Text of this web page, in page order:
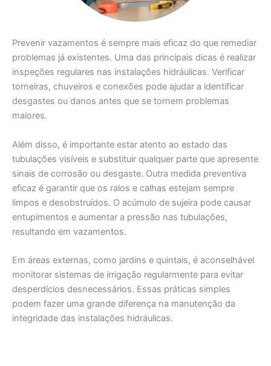
Prevenir vazamentos é sempre mais eficaz do que remediar
problemas já existentes. Uma das principais dicas é realizar
inspeções regulares nas instalações hidráulicas. Verificar
torneiras, chuveiros e conexões pode ajudar a identificar
desgastes ou danos antes que se tornem problemas
maiores.
Além disso, é importante estar atento ao estado das
tubulações visíveis e substituir qualquer parte que apresente
sinais de corrosão ou desgaste. Outra medida preventiva
eficaz é garantir que os ralos e calhas estejam sempre
limpos e desobstruídos. O acúmulo de sujeira pode causar
entupimentos e aumentar a pressão nas tubulações,
resultando em vazamentos.
Em áreas externas, como jardins e quintais, é aconselhável
monitorar sistemas de irrigação regularmente para evitar
desperdícios desnecessários. Essas práticas simples
podem fazer uma grande diferença na manutenção da
integridade das instalações hidráulicas.